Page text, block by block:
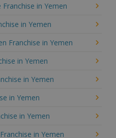
in Yemen
in Yemen
Franchise in Yemen
in Yemen
in Yemen
in Yemen
in Yemen
in Yemen